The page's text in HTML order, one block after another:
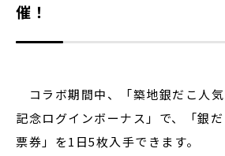
催！
コラボ期間中、「築地銀だこ人
記念ログインボーナス」で、「銀
票券」を1日5枚入手できます。